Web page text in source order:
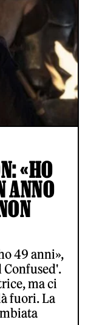
«HO
ANNO
49 anni»,
Confused'.
ma ci
fuori. La